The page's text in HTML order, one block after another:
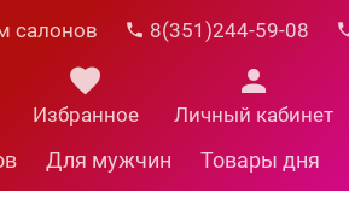
салонов 8(351)244-59-08
Избранное Личный кабинет
Для мужчин Товары дня